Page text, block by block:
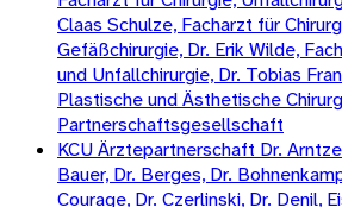
Claas Schulze, Facharzt für
Gefäßchirurgie, Dr. Erik Wilde,
und Unfallchirurgie, Dr. Tobias
Plastische und Ästhetische
Partnerschaftsgesellschaft
KCU Ärztepartnerschaft Dr.
Bauer, Dr. Berges, Dr.
Courage, Dr. Czerlinski, Dr. Denil,